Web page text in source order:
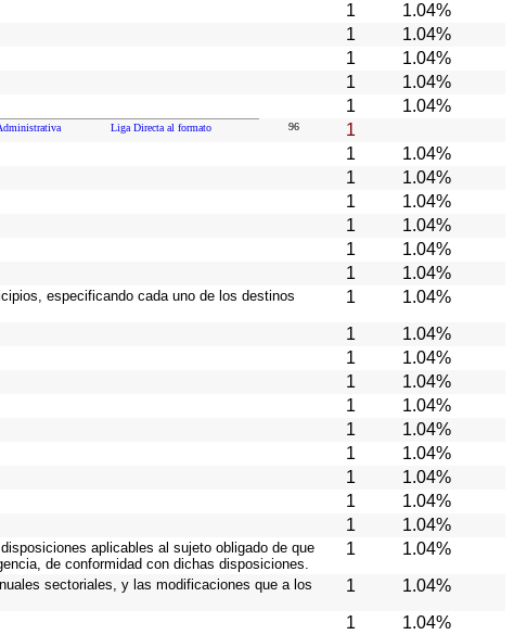
1 1.04%
1 1.04%
1 1.04%
1 1.04%
1 1.04%
Liga Directa al formato 96 1
1 1.04%
1 1.04%
1 1.04%
1 1.04%
1 1.04%
1 1.04%
especificando cada uno de los destinos
1 1.04%
1 1.04%
1 1.04%
1 1.04%
1 1.04%
1 1.04%
1 1.04%
1 1.04%
1 1.04%
1 1.04%
aplicables al sujeto obligado de que
de conformidad con dichas disposiciones.
1 1.04%
sectoriales, y las modificaciones que a los
1 1.04%
1 1.04%